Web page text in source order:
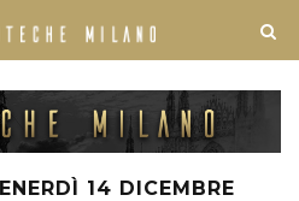
14 DICEMBRE